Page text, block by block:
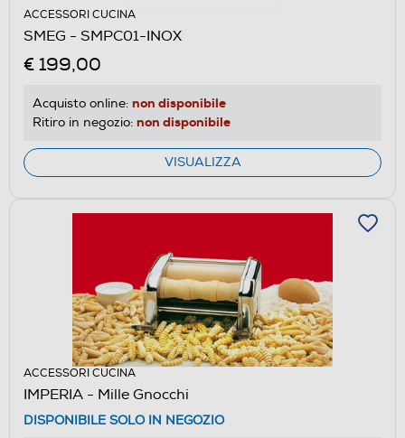
ACCESSORI CUCINA
SMEG - SMPC01-INOX
€ 199,00
Acquisto online: non disponibile
Ritiro in negozio: non disponibile
VISUALIZZA
ACCESSORI CUCINA
IMPERIA - Mille Gnocchi
DISPONIBILE SOLO IN NEGOZIO